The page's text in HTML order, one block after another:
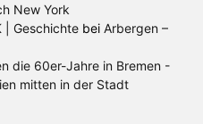
New York
| Geschichte bei Arbergen –
die 60er-Jahre in Bremen -
mitten in der Stadt